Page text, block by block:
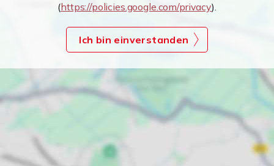
(https://policies.google.com/privacy).
Ich bin einverstanden